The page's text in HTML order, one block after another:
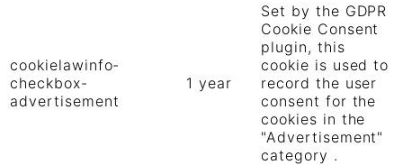
cookielawinfo-
checkbox-
advertisement
1 year
Set by the GDPR
Cookie Consent
plugin, this
cookie is used to
record the user
consent for the
cookies in the
"Advertisement"
category .